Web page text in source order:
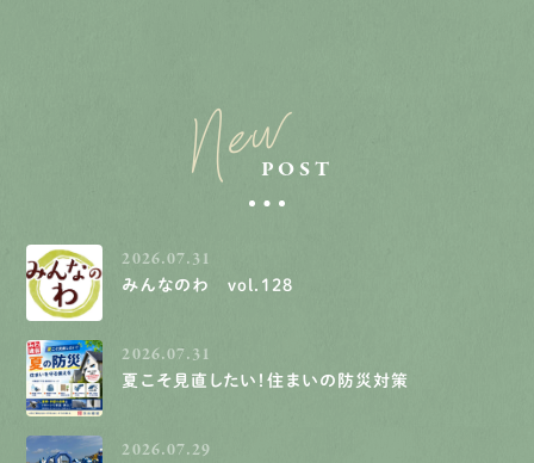
NewPOST
2026.07.31
みんなのわ vol.128
2026.07.31
夏こそ見直したい！住まいの防災対策
2026.07.29